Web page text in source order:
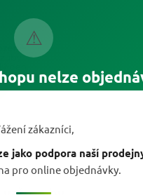
⚠
nelze
zákazníci,
jako podpora naší
pro online objednávky.